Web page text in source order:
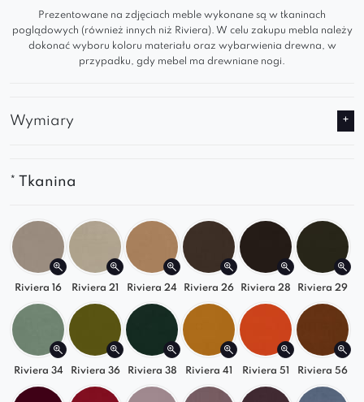
Designerska
pufa, która dzięki swojemu
gustownemu wyglądowi wprowadzi do
Twojego wnętrza dużostyluielegancji.
Gwarantujewygodępodczas użytkowania i
salonie, dodając
Prezentowane na zdjęciach meble wykonane są w tkaninach
poglądowych (również innych niż Riviera). W celu zakupu mebla należy
dokonać wyboru koloru materiału oraz wybarwienia drewna, w
przypadku, gdy mebel ma drewniane nogi.
Wymiary
* Tkanina
Riviera 16 Riviera 21 Riviera 24 Riviera 26 Riviera 28 Riviera 29
Riviera 34 Riviera 36 Riviera 38 Riviera 41 Riviera 51 Riviera 56